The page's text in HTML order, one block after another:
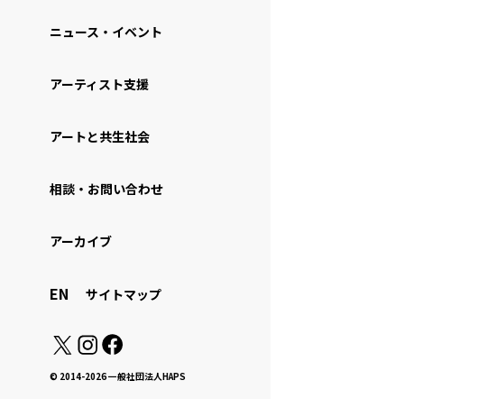
ニュース・イベント
アーティスト支援
アートと共生社会
相談・お問い合わせ
アーカイブ
EN サイトマップ
© 2014-2026 一般社団法人HAPS